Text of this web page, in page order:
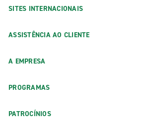
SITES INTERNACIONAIS
ASSISTÊNCIA AO CLIENTE
A EMPRESA
PROGRAMAS
PATROCÍNIOS